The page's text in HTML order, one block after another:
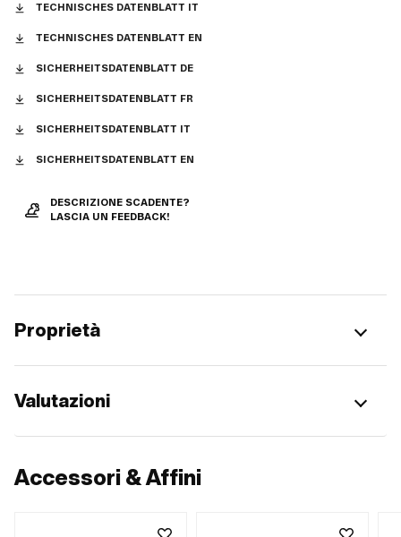
TECHNISCHES DATENBLATT IT
TECHNISCHES DATENBLATT EN
SICHERHEITSDATENBLATT DE
SICHERHEITSDATENBLATT FR
SICHERHEITSDATENBLATT IT
SICHERHEITSDATENBLATT EN
DESCRIZIONE SCADENTE?
LASCIA UN FEEDBACK!
Proprietà
Valutazioni
Accessori & Affini